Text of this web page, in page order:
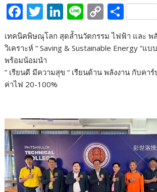
F
ac
e
b
o
o
T
w
itt
er
Li
n
k
dI
Li
n
e
C
o
p
Li
S
h
ar
e
เทคนิคพิษณุโลก สุดล้ำนวัตกรรม ไฟฟ้า และ พลั
วิเคราะห์ “ Saving & Sustainable Energy “แ
พร้อมน้อมนำ
” เรียนดี มีความสุข “ เรียนด้าน พลังงาน กับคา
ค่าไฟ 20-100%